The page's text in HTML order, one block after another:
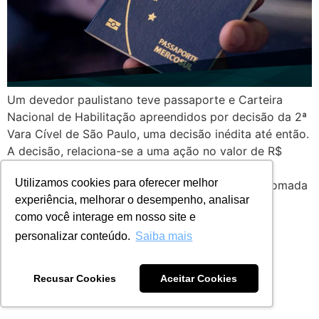
Utilizamos cookies para oferecer melhor
experiência, melhorar o desempenho, analisar
como você interage em nosso site e
personalizar conteúdo. Saiba mais
Recusar Cookies Aceitar Cookies
Um devedor paulistano teve passaporte e Carteira
Nacional de Habilitação apreendidos por decisão da 2ª
Vara Cível de São Paulo, uma decisão inédita até então.
A decisão, relaciona-se a uma ação no valor de R$
automóveis. A ação tramita desde 2013. Para a tomada
dos documentos, a Juíza Andrea […]
Todos os direitos reservados